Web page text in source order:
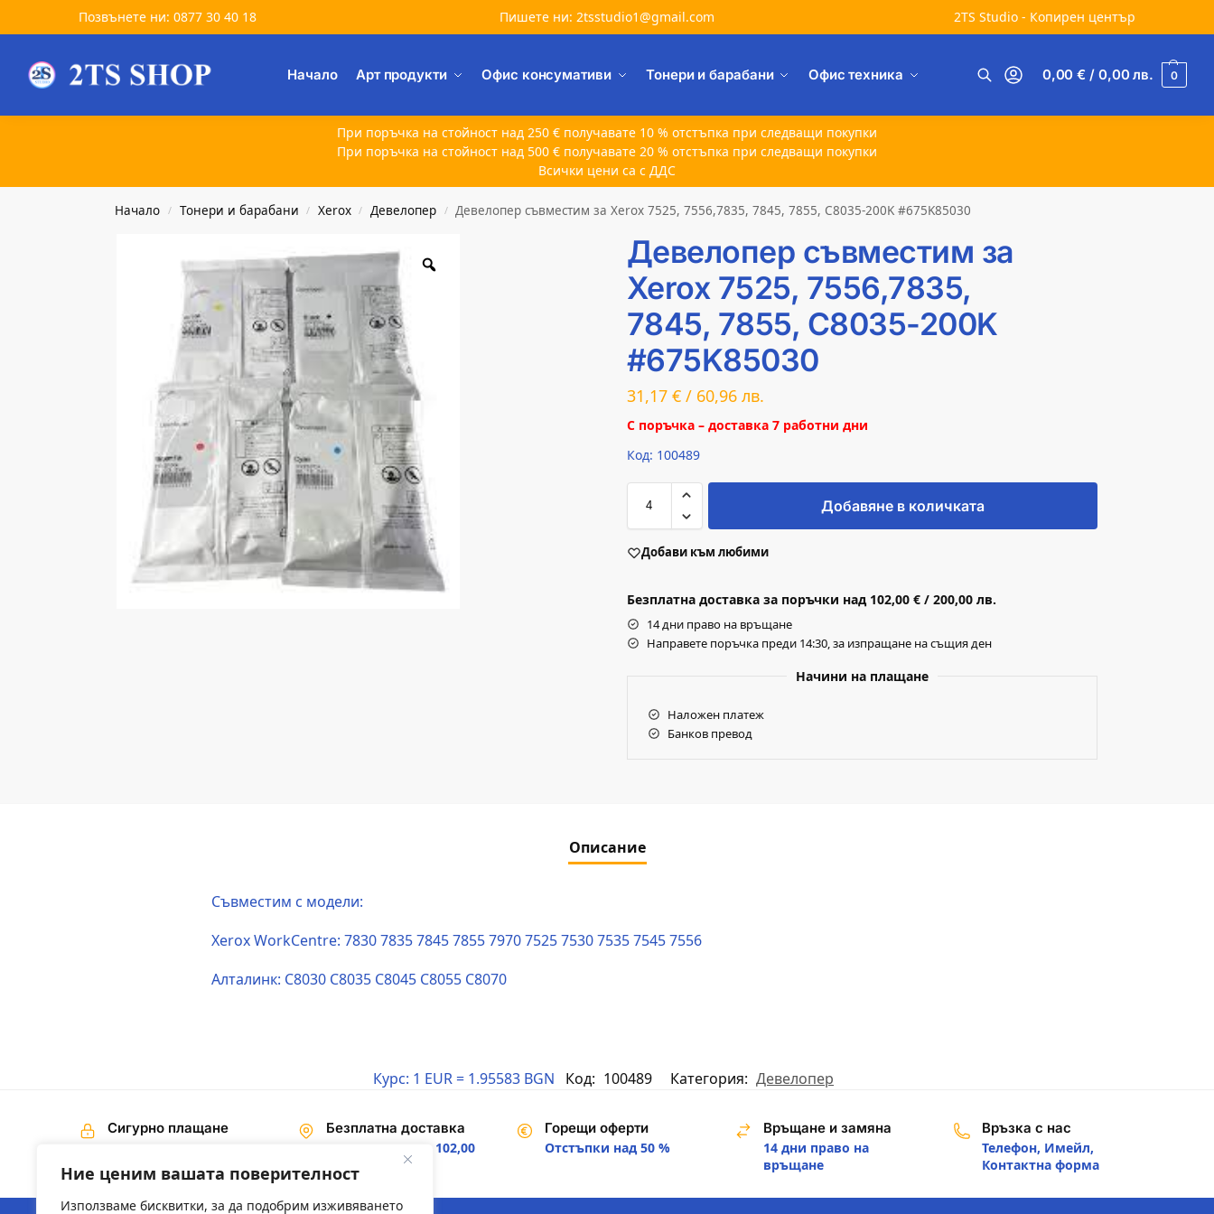
Ние ценим вашата поверителност
Използваме бисквитки, за да подобрим изживяването
Позвънете ни: 0877 30 40 18 Пишете ни: 2tsstudio1@gmail.com 2TS Studio - Копирен център
Начало Арт продукти Офис консумативи Тонери и барабани Офис техника
Търсене
0,00€ / 0,00лв. 0
При поръчка на стойност над 250 € получавате 10 % отстъпка при следващи покупки
При поръчка на стойност над 500 € получавате 20 % отстъпка при следващи покупки
Всички цени са с ДДС
Начало / Тонери и барабани / Xerox / Девелопер / Девелопер съвместим за Xerox 7525, 7556,7835, 7845, 7855, C8035-200K #675K85030
Девелопер съвместим за
Xerox 7525, 7556,7835,
7845, 7855, C8035-200K
#675K85030
31,17 € / 60,96 лв.
С поръчка – доставка 7 работни дни
Код: 100489
Добавяне в количката
Добави към любими
Безплатна доставка за поръчки над 102,00 € / 200,00 лв.
14 дни право на връщане
Направете поръчка преди 14:30, за изпращане на същия ден
Начини на плащане
Наложен платеж
Банков превод
Описание
Съвместим с модели:
Xerox WorkCentre: 7830 7835 7845 7855 7970 7525 7530 7535 7545 7556
Алталинк: C8030 C8035 C8045 C8055 C8070
Курс: 1 EUR = 1.95583 BGN Код: 100489 Категория: Девелопер
Сигурно плащане
Безплатна доставка
На поръчки над 102,00
€ / 200,00 лв.
Горещи оферти
Отстъпки над 50 %
Връщане и замяна
14 дни право на
връщане
Връзка с нас
Телефон, Имейл,
Контактна форма